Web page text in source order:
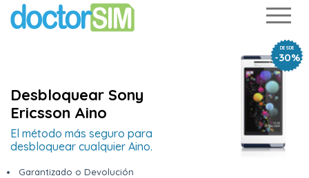
DESDE
-30%
Desbloquear Sony
Ericsson Aino
El método más seguro para
desbloquear cualquier Aino.
Garantizado o Devolución